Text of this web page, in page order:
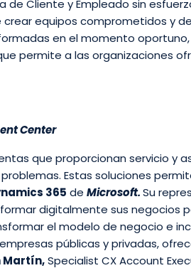
de Cliente y Empleado sin
crear equipos comprometidos y
en el momento
permite a las organizaciones
Center
que proporcionan servicio y
Estas soluciones
365 de Microsoft.Su
digitalmente sus negocios
el modelo de negocio e
públicas y privadas,
Martín,Specialist CX Account